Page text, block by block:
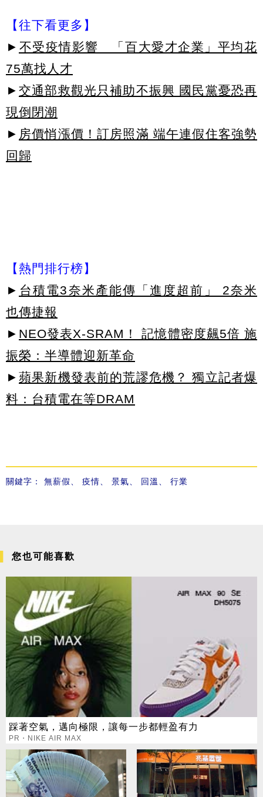
【往下看更多】
► 不受疫情影響 「百大愛才企業」平均花
75萬找人才
► 交通部救觀光只補助不振興 國民黨憂恐再
現倒閉潮
► 房價悄漲價！訂房照滿 端午連假住客強勢
回歸
【熱門排行榜】
► 台積電3奈米產能傳「進度超前」 2奈米
也傳捷報
► NEO發表X-SRAM！ 記憶體密度飆5倍 施
振榮：半導體迎新革命
► 蘋果新機發表前的荒謬危機？ 獨立記者爆
料：台積電在等DRAM
關鍵字： 無薪假 疫情 景氣 回溫 行業
您也可能喜歡
踩著空氣，邁向極限，讓每一步都輕盈有力
PR・NIKE AIR MAX